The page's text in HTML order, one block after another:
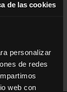
de las cookies
personalizar
de redes
web con